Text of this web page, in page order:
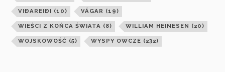
VIÐAREIÐI (10) VÁGAR (19)
WIEŚCI Z KOŃCA ŚWIATA (8) WILLIAM HEINESEN (20)
WOJSKOWOŚĆ (5) WYSPY OWCZE (232)